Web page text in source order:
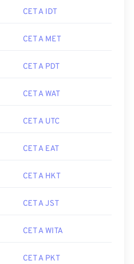
CET A IDT
CET A MET
CET A PDT
CET A WAT
CET A UTC
CET A EAT
CET A HKT
CET A JST
CET A WITA
CET A PKT